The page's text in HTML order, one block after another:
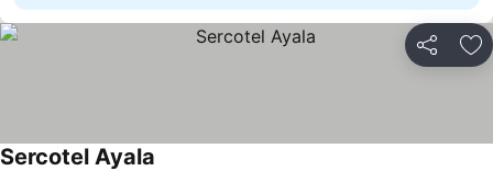
Partager
Sercotel Ayala